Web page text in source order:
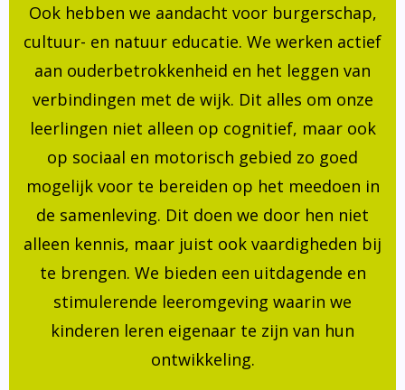
Ook hebben we aandacht voor burgerschap,
cultuur- en natuur educatie. We werken actief
aan ouderbetrokkenheid en het leggen van
verbindingen met de wijk. Dit alles om onze
leerlingen niet alleen op cognitief, maar ook
op sociaal en motorisch gebied zo goed
mogelijk voor te bereiden op het meedoen in
de samenleving. Dit doen we door hen niet
alleen kennis, maar juist ook vaardigheden bij
te brengen. We bieden een uitdagende en
stimulerende leeromgeving waarin we
kinderen leren eigenaar te zijn van hun
ontwikkeling.